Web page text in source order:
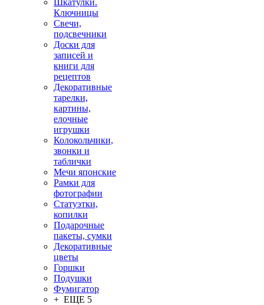
Шкатулки.
Ключницы
Свечи,
подсвечники
Доски для
записей и
книги для
рецептов
Декоративные
тарелки,
картины,
елочные
игрушки
Колокольчики,
звонки и
таблички
Мечи японские
Рамки для
фотографии
Статуэтки,
копилки
Подарочные
пакеты, сумки
Декоративные
цветы
Горшки
Подушки
Фумигатор
+ ЕЩЕ 5